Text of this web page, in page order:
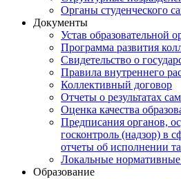
Органы студенческого
Документы
Устав образовательной
Программа развития
Свидетельство о
Правила внутреннего
Коллективный договор
Отчеты о результатах
Оценка качества
Предписания органов,
госконтроль (надзор) в
отчеты об исполнении
Локальные
Образование